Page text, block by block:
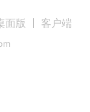
面版 客户端